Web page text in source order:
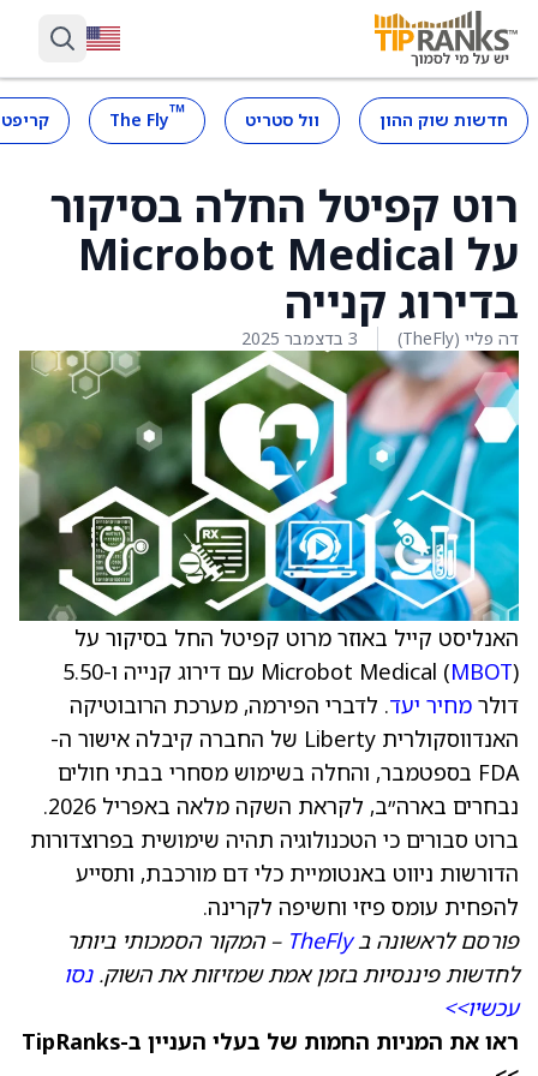
חדשות שוק ההון וול סטריט ™
The Fly
רוט קפיטל החלה בסיקור
על Microbot Medical
בדירוג קנייה
דה פליי (TheFly) 3 בדצמבר 2025
האנליסט קייל באוזר מרוט קפיטל החל בסיקור על
Microbot Medical (MBOT
) עם דירוג קנייה ו-5.50
דולר מחיר יעד. לדברי הפירמה, מערכת הרובוטיקה
האנדווסקולרית Liberty של החברה קיבלה אישור ה-
FDA בספטמבר, והחלה בשימוש מסחרי בבתי חולים
נבחרים בארה״ב, לקראת השקה מלאה באפריל 2026.
ברוט סבורים כי הטכנולוגיה תהיה שימושית בפרוצדורות
הדורשות ניווט באנטומיית כלי דם מורכבת, ותסייע
להפחית עומס פיזי וחשיפה לקרינה.
פורסם לראשונה בTheFly – המקור הסמכותי ביותר
לחדשות פיננסיות בזמן אמת שמזיזות את השוק.נסו
עכשיו>>
ראו את המניות החמות של בעלי העניין ב-TipRanks